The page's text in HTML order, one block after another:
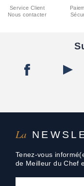
La
Tenez-vous
de Meilleur du Chef
Service Client
Nous contacter